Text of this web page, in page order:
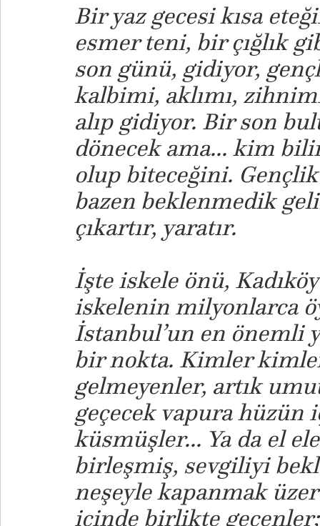
Bir yaz gecesi kısa
esmer teni, bir çığlık
son günü, gidiyor,
kalbimi, aklımı,
alıp gidiyor. Bir son
dönecek ama... kim
olup biteceğini.
bazen beklenmedik
çıkartır, yaratır.
İşte iskele önü,
iskelenin milyonlarca
İstanbul’un en
bir nokta. Kimler
gelmeyenler, artık
geçecek vapura hüzün
küsmüşler... Ya da el
birleşmiş, sevgiliyi
neşeyle kapanmak
içinde birlikte